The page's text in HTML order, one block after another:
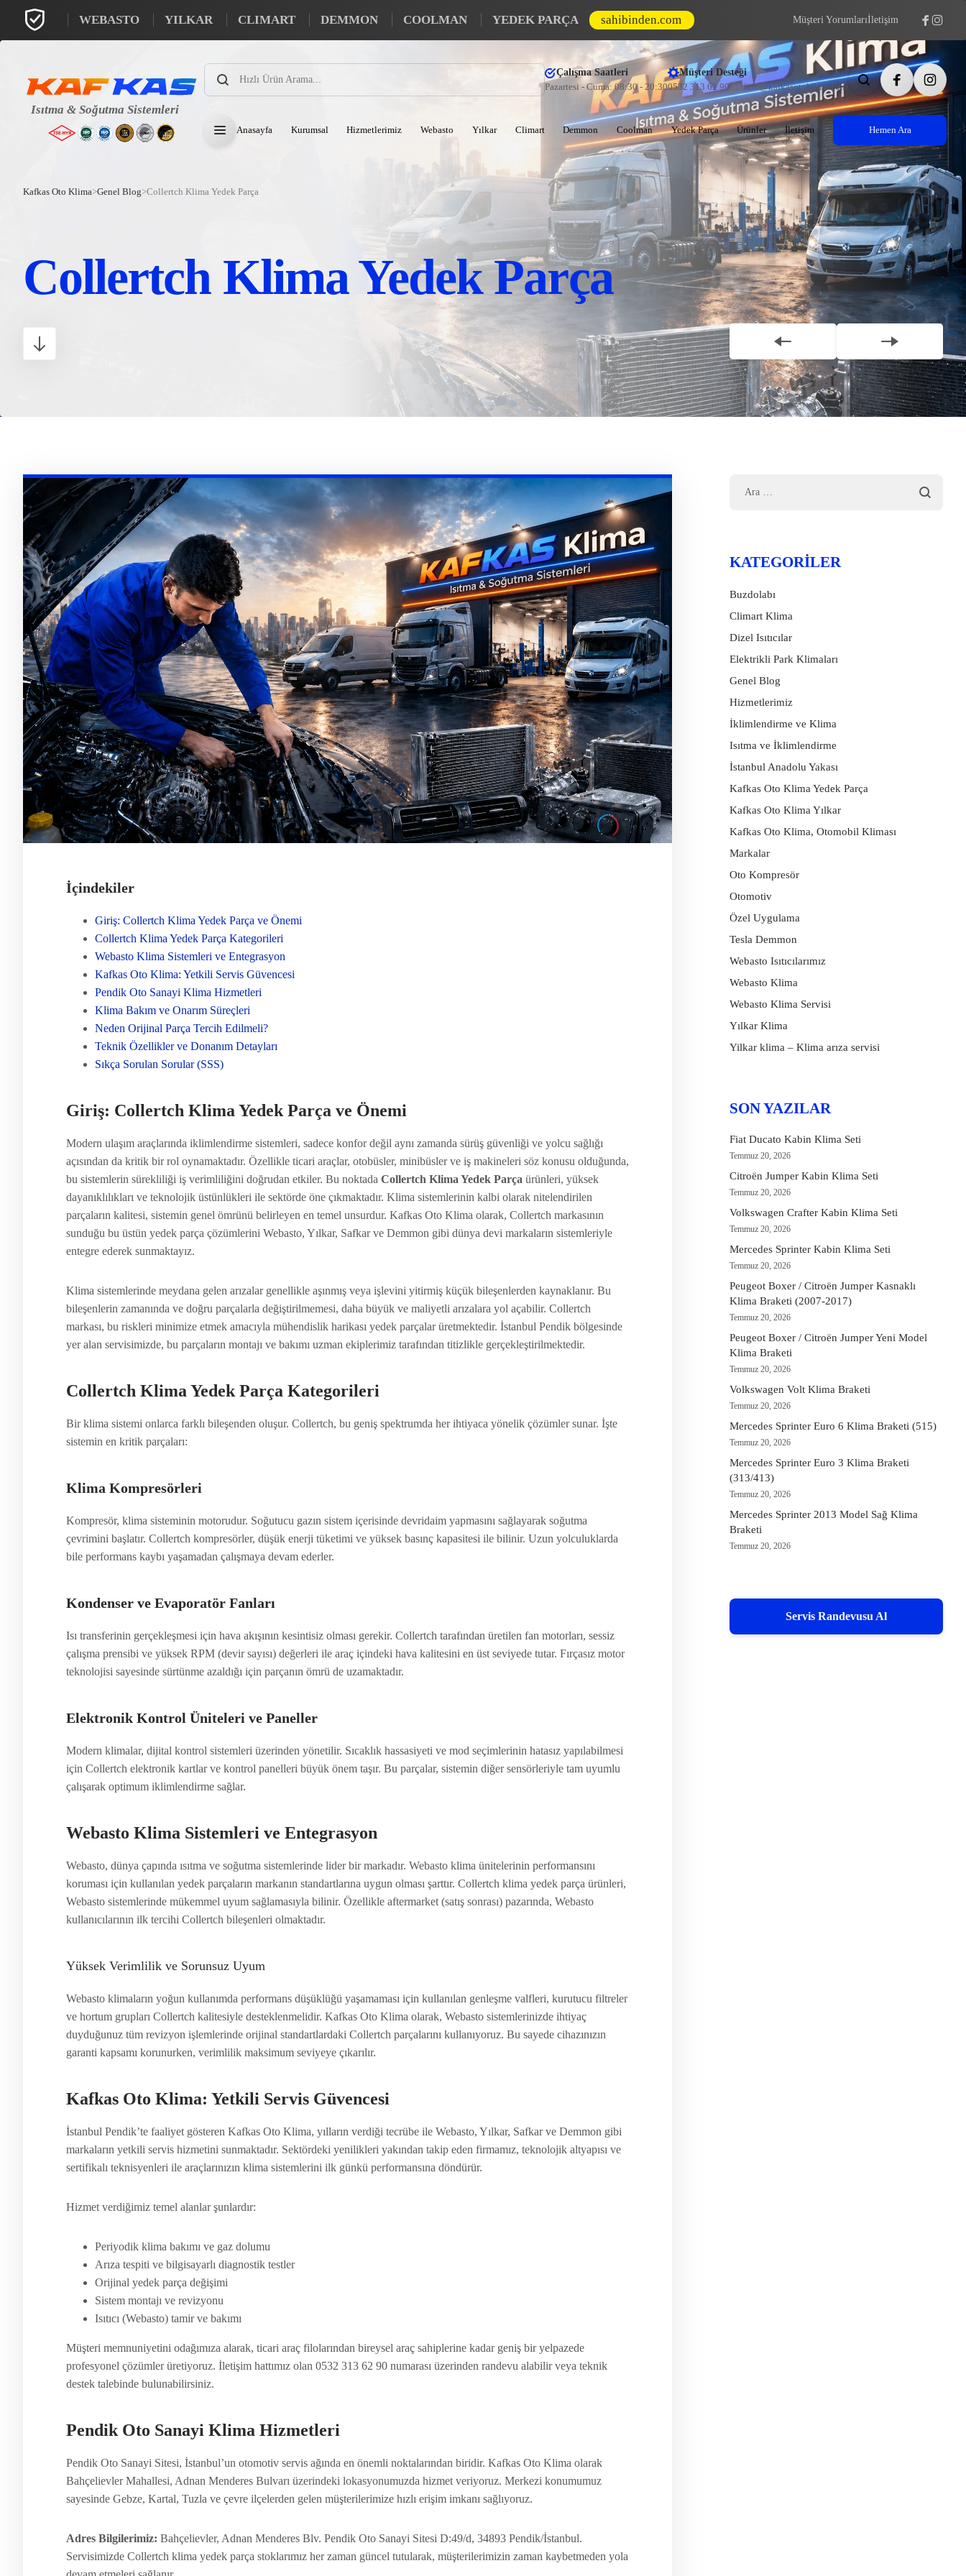
WEBASTO YILKAR CLIMART DEMMON COOLMAN YEDEK PARÇA sahibinden.com Müşteri Yorumlarıİletişim
Products
search
Çalışma Saatleri
Pazartesi - Cuma: 08:30 - 20:30
Müşteri Desteği
0532 313 62 90
info@kafkasotoklima.com
Anasayfa Kurumsal Hizmetlerimiz Webasto Yılkar Climart Demmon Coolman Yedek Parça Ürünler İletişim Hemen Ara
Kafkas Oto Klima>Genel Blog>Collertch Klima Yedek Parça
Collertch Klima Yedek Parça
İçindekiler
Giriş: Collertch Klima Yedek Parça ve Önemi
Collertch Klima Yedek Parça Kategorileri
Webasto Klima Sistemleri ve Entegrasyon
Kafkas Oto Klima: Yetkili Servis Güvencesi
Pendik Oto Sanayi Klima Hizmetleri
Klima Bakım ve Onarım Süreçleri
Neden Orijinal Parça Tercih Edilmeli?
Teknik Özellikler ve Donanım Detayları
Sıkça Sorulan Sorular (SSS)
Giriş: Collertch Klima Yedek Parça ve Önemi
Modern ulaşım araçlarında iklimlendirme sistemleri, sadece konfor değil aynı zamanda sürüş güvenliği ve yolcu sağlığı
açısından da kritik bir rol oynamaktadır. Özellikle ticari araçlar, otobüsler, minibüsler ve iş makineleri söz konusu olduğunda,
bu sistemlerin sürekliliği iş verimliliğini doğrudan etkiler. Bu noktada Collertch Klima Yedek Parça ürünleri, yüksek
dayanıklılıkları ve teknolojik üstünlükleri ile sektörde öne çıkmaktadır. Klima sistemlerinin kalbi olarak nitelendirilen
parçaların kalitesi, sistemin genel ömrünü belirleyen en temel unsurdur. Kafkas Oto Klima olarak, Collertch markasının
sunduğu bu üstün yedek parça çözümlerini Webasto, Yılkar, Safkar ve Demmon gibi dünya devi markaların sistemleriyle
entegre ederek sunmaktayız.
Klima sistemlerinde meydana gelen arızalar genellikle aşınmış veya işlevini yitirmiş küçük bileşenlerden kaynaklanır. Bu
bileşenlerin zamanında ve doğru parçalarla değiştirilmemesi, daha büyük ve maliyetli arızalara yol açabilir. Collertch
markası, bu riskleri minimize etmek amacıyla mühendislik harikası yedek parçalar üretmektedir. İstanbul Pendik bölgesinde
yer alan servisimizde, bu parçaların montajı ve bakımı uzman ekiplerimiz tarafından titizlikle gerçekleştirilmektedir.
Collertch Klima Yedek Parça Kategorileri
Bir klima sistemi onlarca farklı bileşenden oluşur. Collertch, bu geniş spektrumda her ihtiyaca yönelik çözümler sunar. İşte
sistemin en kritik parçaları:
Klima Kompresörleri
Kompresör, klima sisteminin motorudur. Soğutucu gazın sistem içerisinde devridaim yapmasını sağlayarak soğutma
çevrimini başlatır. Collertch kompresörler, düşük enerji tüketimi ve yüksek basınç kapasitesi ile bilinir. Uzun yolculuklarda
bile performans kaybı yaşamadan çalışmaya devam ederler.
Kondenser ve Evaporatör Fanları
Isı transferinin gerçekleşmesi için hava akışının kesintisiz olması gerekir. Collertch tarafından üretilen fan motorları, sessiz
çalışma prensibi ve yüksek RPM (devir sayısı) değerleri ile araç içindeki hava kalitesini en üst seviyede tutar. Fırçasız motor
teknolojisi sayesinde sürtünme azaldığı için parçanın ömrü de uzamaktadır.
Elektronik Kontrol Üniteleri ve Paneller
Modern klimalar, dijital kontrol sistemleri üzerinden yönetilir. Sıcaklık hassasiyeti ve mod seçimlerinin hatasız yapılabilmesi
için Collertch elektronik kartlar ve kontrol panelleri büyük önem taşır. Bu parçalar, sistemin diğer sensörleriyle tam uyumlu
çalışarak optimum iklimlendirme sağlar.
Webasto Klima Sistemleri ve Entegrasyon
Webasto, dünya çapında ısıtma ve soğutma sistemlerinde lider bir markadır. Webasto klima ünitelerinin performansını
koruması için kullanılan yedek parçaların markanın standartlarına uygun olması şarttır. Collertch klima yedek parça ürünleri,
Webasto sistemlerinde mükemmel uyum sağlamasıyla bilinir. Özellikle aftermarket (satış sonrası) pazarında, Webasto
kullanıcılarının ilk tercihi Collertch bileşenleri olmaktadır.
Yüksek Verimlilik ve Sorunsuz Uyum
Webasto klimaların yoğun kullanımda performans düşüklüğü yaşamaması için kullanılan genleşme valfleri, kurutucu filtreler
ve hortum grupları Collertch kalitesiyle desteklenmelidir. Kafkas Oto Klima olarak, Webasto sistemlerinizde ihtiyaç
duyduğunuz tüm revizyon işlemlerinde orijinal standartlardaki Collertch parçalarını kullanıyoruz. Bu sayede cihazınızın
garanti kapsamı korunurken, verimlilik maksimum seviyeye çıkarılır.
Kafkas Oto Klima: Yetkili Servis Güvencesi
İstanbul Pendik’te faaliyet gösteren Kafkas Oto Klima, yılların verdiği tecrübe ile Webasto, Yılkar, Safkar ve Demmon gibi
markaların yetkili servis hizmetini sunmaktadır. Sektördeki yenilikleri yakından takip eden firmamız, teknolojik altyapısı ve
sertifikalı teknisyenleri ile araçlarınızın klima sistemlerini ilk günkü performansına döndürür.
Hizmet verdiğimiz temel alanlar şunlardır:
Periyodik klima bakımı ve gaz dolumu
Arıza tespiti ve bilgisayarlı diagnostik testler
Orijinal yedek parça değişimi
Sistem montajı ve revizyonu
Isıtıcı (Webasto) tamir ve bakımı
Müşteri memnuniyetini odağımıza alarak, ticari araç filolarından bireysel araç sahiplerine kadar geniş bir yelpazede
profesyonel çözümler üretiyoruz. İletişim hattımız olan 0532 313 62 90 numarası üzerinden randevu alabilir veya teknik
destek talebinde bulunabilirsiniz.
Pendik Oto Sanayi Klima Hizmetleri
Pendik Oto Sanayi Sitesi, İstanbul’un otomotiv servis ağında en önemli noktalarından biridir. Kafkas Oto Klima olarak
Bahçelievler Mahallesi, Adnan Menderes Bulvarı üzerindeki lokasyonumuzda hizmet veriyoruz. Merkezi konumumuz
sayesinde Gebze, Kartal, Tuzla ve çevre ilçelerden gelen müşterilerimize hızlı erişim imkanı sağlıyoruz.
Adres Bilgilerimiz: Bahçelievler, Adnan Menderes Blv. Pendik Oto Sanayi Sitesi D:49/d, 34893 Pendik/İstanbul.
Servisimizde Collertch klima yedek parça stoklarımız her zaman güncel tutularak, müşterilerimizin zaman kaybetmeden yola
KATEGORILER
Buzdolabı
Climart Klima
Dizel Isıtıcılar
Elektrikli Park Klimaları
Genel Blog
Hizmetlerimiz
İklimlendirme ve Klima
Isıtma ve İklimlendirme
İstanbul Anadolu Yakası
Kafkas Oto Klima Yedek Parça
Kafkas Oto Klima Yılkar
Kafkas Oto Klima, Otomobil Kliması
Markalar
Oto Kompresör
Otomotiv
Özel Uygulama
Tesla Demmon
Webasto Isıtıcılarımız
Webasto Klima
Webasto Klima Servisi
Yılkar Klima
Yilkar klima – Klima arıza servisi
SON YAZILAR
Fiat Ducato Kabin Klima Seti
Temmuz 20, 2026
Citroën Jumper Kabin Klima Seti
Temmuz 20, 2026
Volkswagen Crafter Kabin Klima Seti
Temmuz 20, 2026
Mercedes Sprinter Kabin Klima Seti
Temmuz 20, 2026
Peugeot Boxer / Citroën Jumper Kasnaklı
Klima Braketi (2007-2017)
Temmuz 20, 2026
Peugeot Boxer / Citroën Jumper Yeni Model
Klima Braketi
Temmuz 20, 2026
Volkswagen Volt Klima Braketi
Temmuz 20, 2026
Mercedes Sprinter Euro 6 Klima Braketi (515)
Temmuz 20, 2026
Mercedes Sprinter Euro 3 Klima Braketi
(313/413)
Temmuz 20, 2026
Mercedes Sprinter 2013 Model Sağ Klima
Braketi
Temmuz 20, 2026
Servis Randevusu Al